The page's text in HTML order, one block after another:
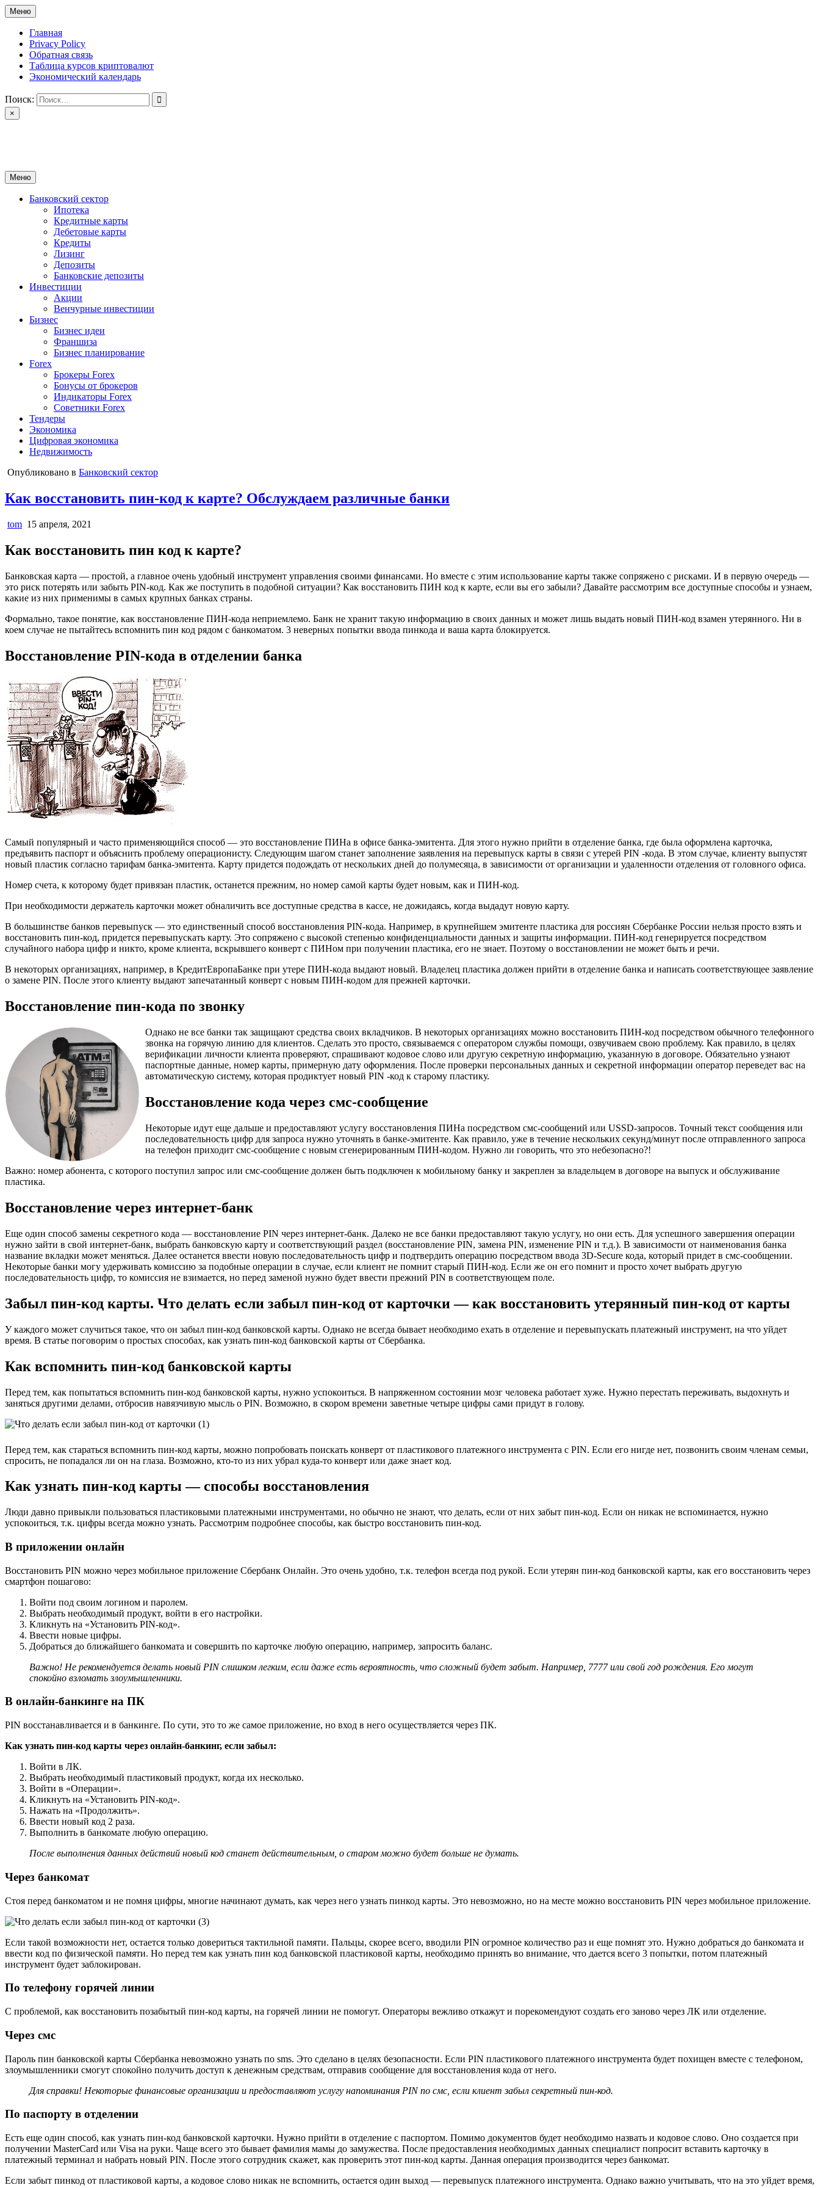
Перейти
к
содержимому
Меню
Главная
Privacy Policy
Обратная связь
Таблица курсов криптовалют
Экономический календарь
Поиск:
×
Меню
Банковский сектор
Ипотека
Кредитные карты
Дебетовые карты
Кредиты
Лизинг
Депозиты
Банковские депозиты
Инвестиции
Акции
Венчурные инвестиции
Бизнес
Бизнес идеи
Франшиза
Бизнес планирование
Forex
Брокеры Forex
Бонусы от брокеров
Индикаторы Forex
Советники Forex
Тендеры
Экономика
Цифровая экономика
Недвижимость
Опубликовано в Банковский сектор
Как восстановить пин-код к карте? Обслуждаем различные банки
tom 15 апреля, 2021
Как восстановить пин код к карте?
Банковская карта — простой, а главное очень удобный инструмент управления своими финансами. Но вместе с этим использование карты также сопряжено с рисками. И в первую очередь —
это риск потерять или забыть PIN-код. Как же поступить в подобной ситуации? Как восстановить ПИН код к карте, если вы его забыли? Давайте рассмотрим все доступные способы и узнаем,
какие из них применимы в самых крупных банках страны.
Формально, такое понятие, как восстановление ПИН-кода неприемлемо. Банк не хранит такую информацию в своих данных и может лишь выдать новый ПИН-код взамен утерянного. Ни в
коем случае не пытайтесь вспомнить пин код рядом с банкоматом. 3 неверных попытки ввода пинкода и ваша карта блокируется.
Восстановление PIN-кода в отделении банка
Самый популярный и часто применяющийся способ — это восстановление ПИНа в офисе банка-эмитента. Для этого нужно прийти в отделение банка, где была оформлена карточка,
предъявить паспорт и объяснить проблему операционисту. Следующим шагом станет заполнение заявления на перевыпуск карты в связи с утерей PIN -кода. В этом случае, клиенту выпустят
новый пластик согласно тарифам банка-эмитента. Карту придется подождать от нескольких дней до полумесяца, в зависимости от организации и удаленности отделения от головного офиса.
Номер счета, к которому будет привязан пластик, останется прежним, но номер самой карты будет новым, как и ПИН-код.
При необходимости держатель карточки может обналичить все доступные средства в кассе, не дожидаясь, когда выдадут новую карту.
В большинстве банков перевыпуск — это единственный способ восстановления PIN-кода. Например, в крупнейшем эмитенте пластика для россиян Сбербанке России нельзя просто взять и
восстановить пин-код, придется перевыпускать карту. Это сопряжено с высокой степенью конфиденциальности данных и защиты информации. ПИН-код генерируется посредством
случайного набора цифр и никто, кроме клиента, вскрывшего конверт с ПИНом при получении пластика, его не знает. Поэтому о восстановлении не может быть и речи.
В некоторых организациях, например, в КредитЕвропаБанке при утере ПИН-кода выдают новый. Владелец пластика должен прийти в отделение банка и написать соответствующее заявление
о замене PIN. После этого клиенту выдают запечатанный конверт с новым ПИН-кодом для прежней карточки.
Восстановление пин-кода по звонку
Однако не все банки так защищают средства своих вкладчиков. В некоторых организациях можно восстановить ПИН-код посредством обычного телефонного
звонка на горячую линию для клиентов. Сделать это просто, связываемся с оператором службы помощи, озвучиваем свою проблему. Как правило, в целях
верификации личности клиента проверяют, спрашивают кодовое слово или другую секретную информацию, указанную в договоре. Обязательно узнают
паспортные данные, номер карты, примерную дату оформления. После проверки персональных данных и секретной информации оператор переведет вас на
автоматическую систему, которая продиктует новый PIN -код к старому пластику.
Восстановление кода через смс-сообщение
Некоторые идут еще дальше и предоставляют услугу восстановления ПИНа посредством смс-сообщений или USSD-запросов. Точный текст сообщения или
последовательность цифр для запроса нужно уточнять в банке-эмитенте. Как правило, уже в течение нескольких секунд/минут после отправленного запроса
на телефон приходит смс-сообщение с новым сгенерированным ПИН-кодом. Нужно ли говорить, что это небезопасно?!
Важно: номер абонента, с которого поступил запрос или смс-сообщение должен быть подключен к мобильному банку и закреплен за владельцем в договоре на выпуск и обслуживание
пластика.
Восстановление через интернет-банк
Еще один способ замены секретного кода — восстановление PIN через интернет-банк. Далеко не все банки предоставляют такую услугу, но они есть. Для успешного завершения операции
нужно зайти в свой интернет-банк, выбрать банковскую карту и соответствующий раздел (восстановление PIN, замена PIN, изменение PIN и т.д.). В зависимости от наименования банка
название вкладки может меняться. Далее останется ввести новую последовательность цифр и подтвердить операцию посредством ввода 3D-Secure кода, который придет в смс-сообщении.
Некоторые банки могу удерживать комиссию за подобные операции в случае, если клиент не помнит старый ПИН-код. Если же он его помнит и просто хочет выбрать другую
последовательность цифр, то комиссия не взимается, но перед заменой нужно будет ввести прежний PIN в соответствующем поле.
Забыл пин-код карты. Что делать если забыл пин-код от карточки — как восстановить утерянный пин-код от карты
У каждого может случиться такое, что он забыл пин-код банковской карты. Однако не всегда бывает необходимо ехать в отделение и перевыпускать платежный инструмент, на что уйдет
время. В статье поговорим о простых способах, как узнать пин-код банковской карты от Сбербанка.
Как вспомнить пин-код банковской карты
Перед тем, как попытаться вспомнить пин-код банковской карты, нужно успокоиться. В напряженном состоянии мозг человека работает хуже. Нужно перестать переживать, выдохнуть и
заняться другими делами, отбросив навязчивую мысль о PIN. Возможно, в скором времени заветные четыре цифры сами придут в голову.
Перед тем, как стараться вспомнить пин-код карты, можно попробовать поискать конверт от пластикового платежного инструмента с PIN. Если его нигде нет, позвонить своим членам семьи,
спросить, не попадался ли он на глаза. Возможно, кто-то из них убрал куда-то конверт или даже знает код.
Как узнать пин-код карты — способы восстановления
Люди давно привыкли пользоваться пластиковыми платежными инструментами, но обычно не знают, что делать, если от них забыт пин-код. Если он никак не вспоминается, нужно
успокоиться, т.к. цифры всегда можно узнать. Рассмотрим подробнее способы, как быстро восстановить пин-код.
В приложении онлайн
Восстановить PIN можно через мобильное приложение Сбербанк Онлайн. Это очень удобно, т.к. телефон всегда под рукой. Если утерян пин-код банковской карты, как его восстановить через
смартфон пошагово:
Войти под своим логином и паролем.
Выбрать необходимый продукт, войти в его настройки.
Кликнуть на «Установить PIN-код».
Ввести новые цифры.
Добраться до ближайшего банкомата и совершить по карточке любую операцию, например, запросить баланс.
Важно! Не рекомендуется делать новый PIN слишком легким, если даже есть вероятность, что сложный будет забыт. Например, 7777 или свой год рождения. Его могут
спокойно взломать злоумышленники.
В онлайн-банкинге на ПК
PIN восстанавливается и в банкинге. По сути, это то же самое приложение, но вход в него осуществляется через ПК.
Как узнать пин-код карты через онлайн-банкинг, если забыл:
Войти в ЛК.
Выбрать необходимый пластиковый продукт, когда их несколько.
Войти в «Операции».
Кликнуть на «Установить PIN-код».
Нажать на «Продолжить».
Ввести новый код 2 раза.
Выполнить в банкомате любую операцию.
После выполнения данных действий новый код станет действительным, о старом можно будет больше не думать.
Через банкомат
Стоя перед банкоматом и не помня цифры, многие начинают думать, как через него узнать пинкод карты. Это невозможно, но на месте можно восстановить PIN через мобильное приложение.
Если такой возможности нет, остается только довериться тактильной памяти. Пальцы, скорее всего, вводили PIN огромное количество раз и еще помнят это. Нужно добраться до банкомата и
ввести код по физической памяти. Но перед тем как узнать пин код банковской пластиковой карты, необходимо принять во внимание, что дается всего 3 попытки, потом платежный
инструмент будет заблокирован.
По телефону горячей линии
С проблемой, как восстановить позабытый пин-код карты, на горячей линии не помогут. Операторы вежливо откажут и порекомендуют создать его заново через ЛК или отделение.
Через смс
Пароль пин банковской карты Сбербанка невозможно узнать по sms. Это сделано в целях безопасности. Если PIN пластикового платежного инструмента будет похищен вместе с телефоном,
злоумышленники смогут спокойно получить доступ к денежным средствам, отправив сообщение для восстановления кода от него.
Для справки! Некоторые финансовые организации и предоставляют услугу напоминания PIN по смс, если клиент забыл секретный пин-код.
По паспорту в отделении
Есть еще один способ, как узнать пин-код банковской карточки. Нужно прийти в отделение с паспортом. Помимо документов будет необходимо назвать и кодовое слово. Оно создается при
получении MasterCard или Visa на руки. Чаще всего это бывает фамилия мамы до замужества. После предоставления необходимых данных специалист попросит вставить карточку в
платежный терминал и набрать новый PIN. После этого сотрудник скажет, как проверить этот пин-код карты. Данная операция производится через банкомат.
Если забыт пинкод от пластиковой карты, а кодовое слово никак не вспомнить, остается один выход — перевыпуск платежного инструмента. Однако важно учитывать, что на это уйдет время,